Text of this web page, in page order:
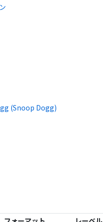
(Snoop Dogg)